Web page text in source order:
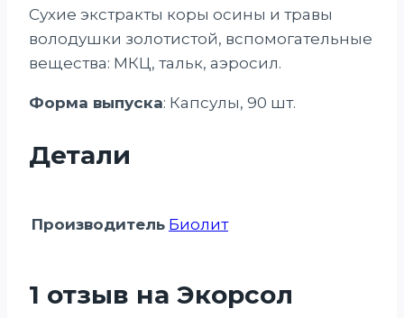
Сухие экстракты коры осины и травы
володушки золотистой, вспомогательные
вещества: МКЦ, тальк, аэросил.
Форма выпуска: Капсулы, 90 шт.
Детали
Производитель Биолит
1 отзыв на Экорсол